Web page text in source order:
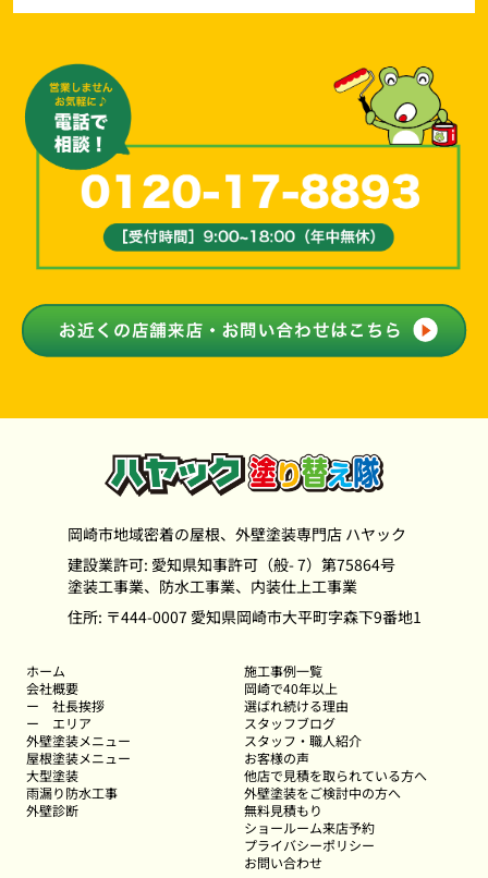
岡崎市地域密着の屋根、外壁塗装専門店 ハヤック
建設業許可: 愛知県知事許可（般- 7）第75864号
塗装工事業、防水工事業、内装仕上工事業
住所: 〒444-0007 愛知県岡崎市大平町字森下9番地1
ホーム
会社概要
ー
社長挨拶
ー
エリア
外壁塗装メニュー
屋根塗装メニュー
大型塗装
雨漏り防水工事
外壁診断
施工事例一覧
岡崎で40年以上
選ばれ続ける理由
スタッフブログ
スタッフ・職人紹介
お客様の声
他店で見積を取られている方へ
外壁塗装をご検討中の方へ
無料見積もり
ショールーム来店予約
プライバシーポリシー
お問い合わせ